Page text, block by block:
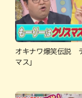
オキナワ爆笑伝説
マス」